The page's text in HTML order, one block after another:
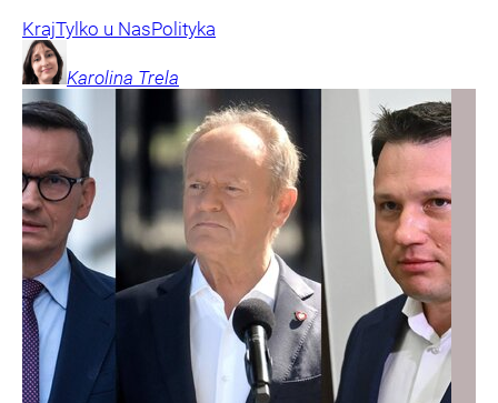
KrajTylko u NasPolityka
Karolina Trela